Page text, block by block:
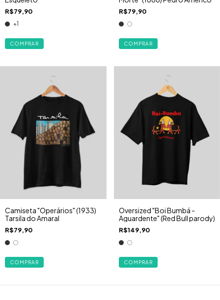
R$79,90
+1
COMPRAR
R$79,90
COMPRAR
Camiseta "Operários" (1933)
Tarsila do Amaral
R$79,90
COMPRAR
Oversized "Boi Bumbá -
Aguardente" (Red Bull parody)
R$149,90
COMPRAR